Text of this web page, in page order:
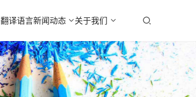
翻译语言新闻动态 关于我们